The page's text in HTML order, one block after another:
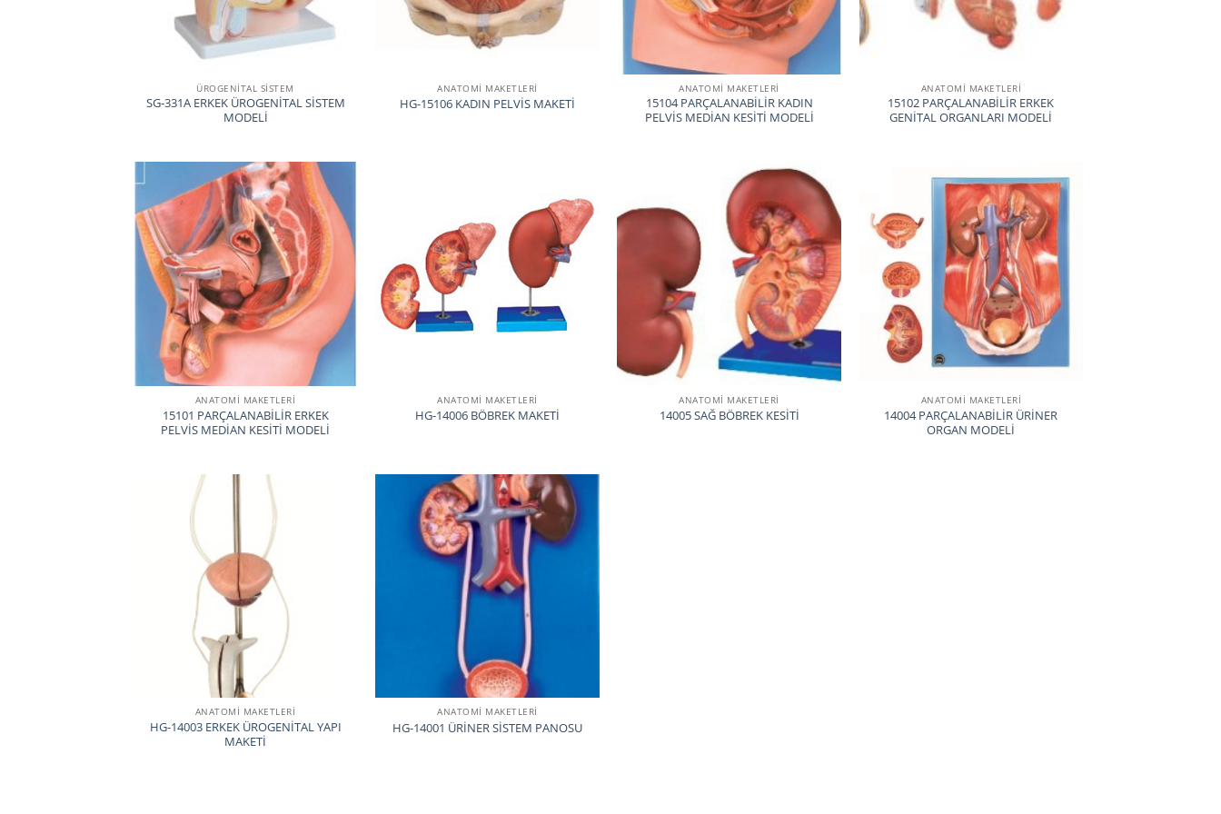
ÜROGENITAL SISTEM
SG-331A ERKEK ÜROGENİTAL SİSTEM
MODELİ
ANATOMİ MAKETLERİ
HG-15106 KADIN PELVİS MAKETİ
ANATOMİ MAKETLERİ
15104 PARÇALANABİLİR KADIN
PELVİS MEDİAN KESİTİ MODELİ
ANATOMİ MAKETLERİ
15102 PARÇALANABİLİR ERKEK
GENİTAL ORGANLARI MODELİ
ANATOMİ MAKETLERİ
15101 PARÇALANABİLİR ERKEK
PELVİS MEDİAN KESİTİ MODELİ
ANATOMİ MAKETLERİ
HG-14006 BÖBREK MAKETİ
ANATOMİ MAKETLERİ
14005 SAĞ BÖBREK KESİTİ
ANATOMİ MAKETLERİ
14004 PARÇALANABİLİR ÜRİNER
ORGAN MODELİ
ANATOMİ MAKETLERİ
HG-14003 ERKEK ÜROGENİTAL YAPI
MAKETİ
ANATOMİ MAKETLERİ
HG-14001 ÜRİNER SİSTEM PANOSU